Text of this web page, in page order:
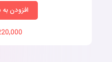
افزودن
220,000